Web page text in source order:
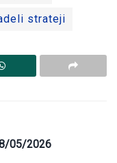
strateji
05/2026